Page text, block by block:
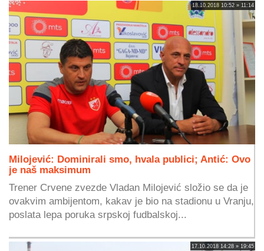
18.10.2018 10:52 » 11:14
Milojević: Dominirali smo, hvala publici; Antić: Ovo
je naš maksimum
Trener Crvene zvezde Vladan Milojević složio se da je
ovakvim ambijentom, kakav je bio na stadionu u Vranju,
poslata lepa poruka srpskoj fudbalskoj...
17.10.2018 14:28 » 19:45